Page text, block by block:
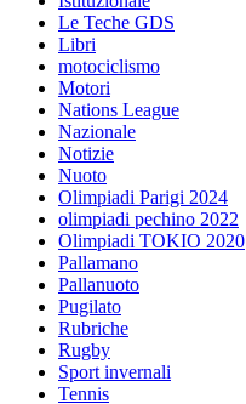
Le Teche GDS
Libri
motociclismo
Motori
Nations League
Nazionale
Notizie
Nuoto
Olimpiadi Parigi 2024
olimpiadi pechino 2022
Olimpiadi TOKIO 2020
Pallamano
Pallanuoto
Pugilato
Rubriche
Rugby
Sport invernali
Tennis